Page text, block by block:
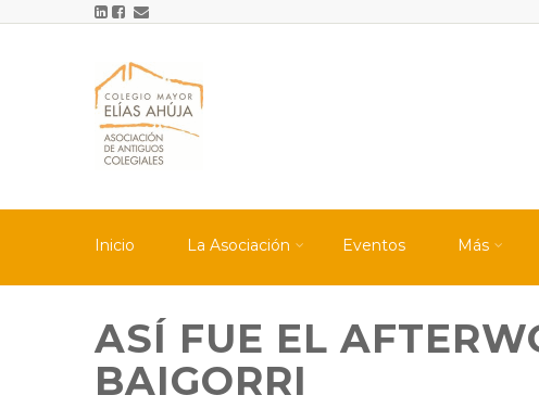
Inicio La Asociación Eventos Más
ASÍ FUE EL
BAIGORRI